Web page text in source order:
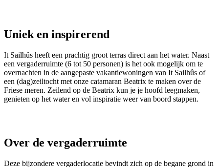
Uniek en inspirerend
It Sailhûs heeft een prachtig groot terras direct aan het water. Naast
een vergaderruimte (6 tot 50 personen) is het ook mogelijk om te
overnachten in de aangepaste vakantiewoningen van It Sailhûs of
een (dag)zeiltocht met onze catamaran Beatrix te maken over de
Friese meren. Zeilend op de Beatrix kun je je hoofd leegmaken,
genieten op het water en vol inspiratie weer van boord stappen.
Over de vergaderruimte
Deze bijzondere vergaderlocatie bevindt zich op de begane grond in